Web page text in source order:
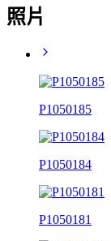
照片
P1050185
P1050184
P1050181